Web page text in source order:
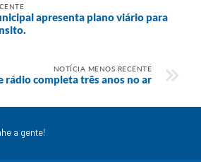
apresenta plano viário para
NOTÍCIA MENOS RECENTE
rádio completa três anos no ar
a gente!